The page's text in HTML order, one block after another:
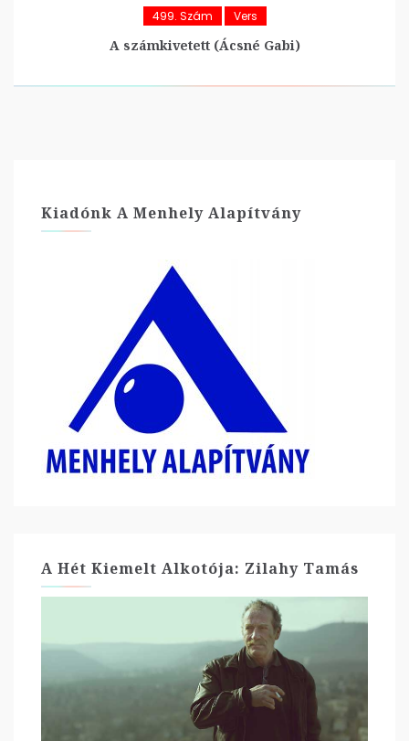
499. Szám Vers
A számkivetett (Ácsné Gabi)
Kiadónk A Menhely Alapítvány
A Hét Kiemelt Alkotója: Zilahy Tamás